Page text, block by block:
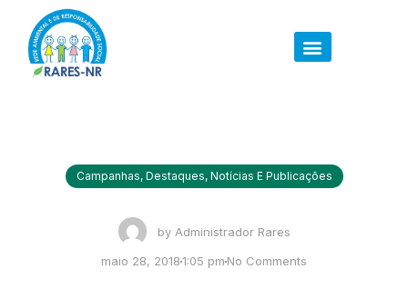
Campanhas, Destaques, Notícias E Publicações
byAdministrador Rares
maio 28, 20181:05 pm No Comments